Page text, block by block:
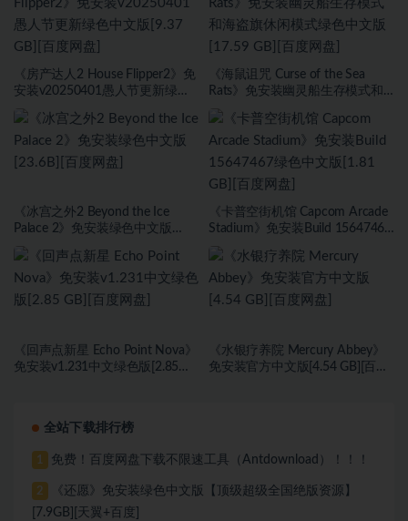
《房产达人2 House Flipper2》免
安装v20250401愚人节更新绿色
《海鼠诅咒 Curse of the Sea
Rats》免安装幽灵船生存模式和
GB][百度网盘]
《冰宫之外2 Beyond the Ice
Palace 2》免安装绿色中文版
《卡普空街机馆 Capcom Arcade
Stadium》免安装Build 15647467
《回声点新星 Echo Point Nova》
免安装v1.231中文绿色版[2.85
《水银疗养院 Mercury Abbey》
免安装官方中文版[4.54 GB][百度
全站下载排行榜
1 免费！百度网盘下载不限速工具（Antdownload）！！！
2
《还愿》免安装绿色中文版【顶级超级全国绝版资源】
[7.9GB][天翼+百度]